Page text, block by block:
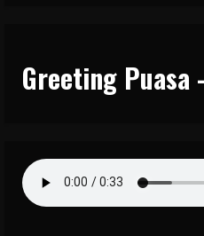
Greeting Puasa